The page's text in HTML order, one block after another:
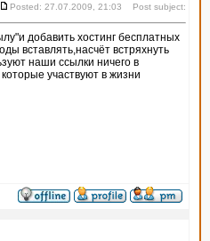
Posted: 27.07.2009, 21:03 Post subject:
добавить хостинг бесплатных
вставлять,насчёт встряхнуть
наши ссылки ничего в
участвуют в жизни